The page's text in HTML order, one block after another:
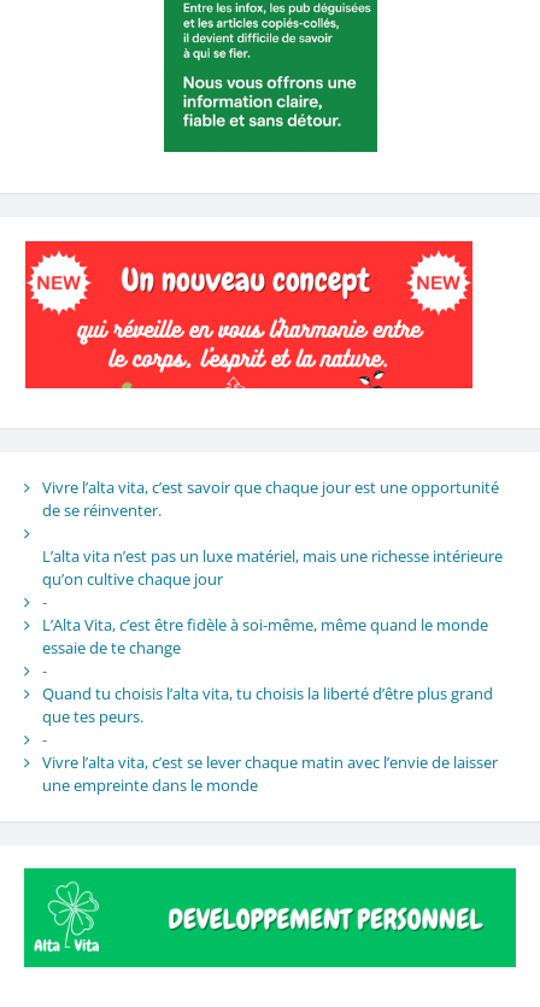
Vivre l’alta vita, c’est savoir que chaque jour est une opportunité
de se réinventer.
L’alta vita n’est pas un luxe matériel, mais une richesse intérieure
qu’on cultive chaque jour
-
L’Alta Vita, c’est être fidèle à soi-même, même quand le monde
essaie de te change
-
Quand tu choisis l’alta vita, tu choisis la liberté d’être plus grand
que tes peurs.
-
Vivre l’alta vita, c’est se lever chaque matin avec l’envie de laisser
une empreinte dans le monde